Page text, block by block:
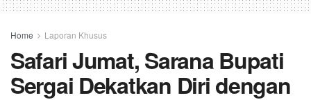
Home Laporan Khusus
Safari Jumat, Sarana Bupati
Sergai Dekatkan Diri dengan